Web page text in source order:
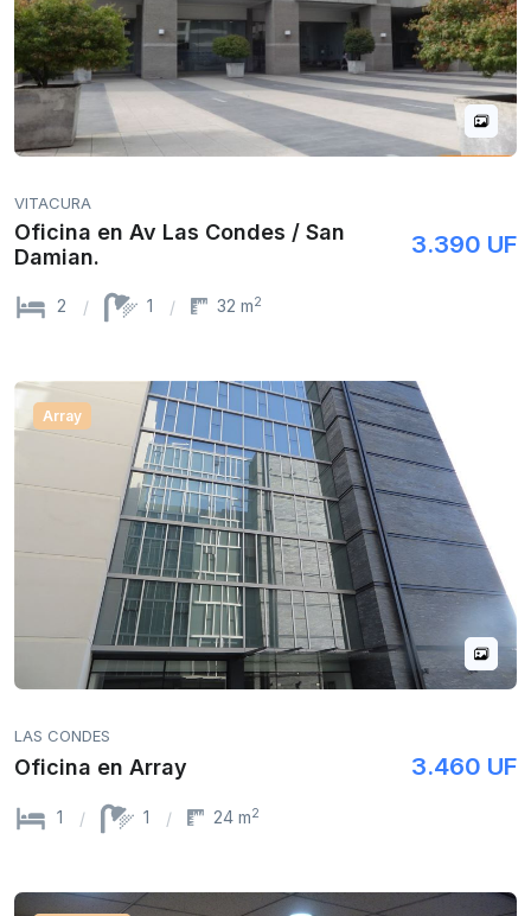
VITACURA
Oficina en Av Las Condes / San
Damian.
3.390 UF
2 1 32 m2
Array
LAS CONDES
Oficina en Array 3.460 UF
1 1 24 m2